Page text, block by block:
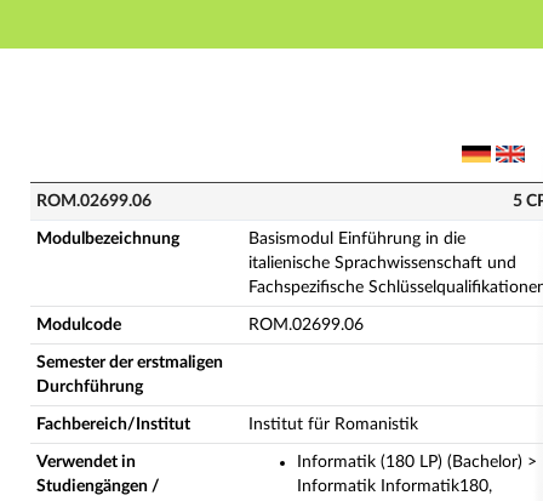
Hauptnavigation
ROM.02699.06 - Basismodul Einführung in die
ROM.02699.06 5
Modulbezeichnung
Basismodul Einführung in die
italienische Sprachwissenschaft und
Fachspezifische
Modulcode ROM.02699.06
Semester der erstmaligen
Durchführung
Fachbereich/Institut Institut für Romanistik
Verwendet in
Studiengängen /
Informatik (180 LP) (Bachelor) >
Informatik Informatik180,